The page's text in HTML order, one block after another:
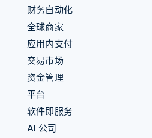
财务自动化
全球商家
应用内支付
交易市场
资金管理
平台
软件即服务
AI 公司